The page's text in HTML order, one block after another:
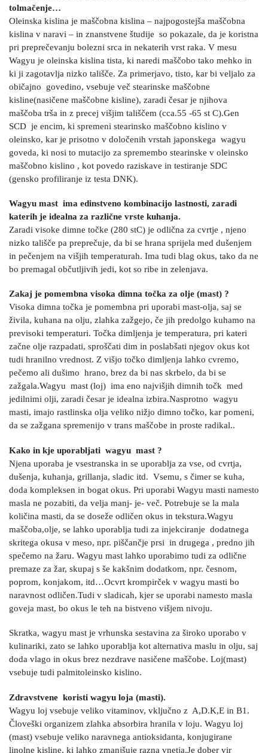
tolmačenje…
Oleinska kislina je maščobna kislina – najpogostejša maščobna
kislina v naravi – in znanstvene študije so pokazale, da je koristna
pri preprečevanju bolezni srca in nekaterih vrst raka. V mesu
Wagyu je oleinska kislina tista, ki naredi maščobo tako mehko in
ki ji zagotavlja nizko tališče. Za primerjavo, tisto, kar bi veljalo za
običajno govedino, vsebuje več stearinske maščobne
kisline(nasičene maščobne kisline), zaradi česar je njihova
maščoba trša in z precej višjim tališčem (cca.55 -65 st C).Gen
SCD je encim, ki spremeni stearinsko maščobno kislino v
oleinsko, kar je prisotno v določenih vrstah japonskega wagyu
goveda, ki nosi to mutacijo za spremembo stearinske v oleinsko
maščobno kislino , kot povedo raziskave in testiranje SDC
(gensko profiliranje iz testa DNK).
Wagyu mast ima edinstveno kombinacijo lastnosti, zaradi
katerih je idealna za različne vrste kuhanja.
Zaradi visoke dimne točke (280 stC) je odlična za cvrtje , njeno
nizko tališče pa preprečuje, da bi se hrana sprijela med dušenjem
in pečenjem na višjih temperaturah. Ima tudi blag okus, tako da ne
bo premagal občutljivih jedi, kot so ribe in zelenjava.
Zakaj je pomembna visoka dimna točka za olje (mast) ?
Visoka dimna točka je pomembna pri uporabi mast-olja, saj se
živila, kuhana na olju, zlahka zažgejo, če jih predolgo kuhamo na
previsoki temperaturi. Točka dimljenja je temperatura, pri kateri
začne olje razpadati, sproščati dim in poslabšati njegov okus kot
tudi hranilno vrednost. Z višjo točko dimljenja lahko cvremo,
pečemo ali dušimo hrano, brez da bi nas skrbelo, da bi se
zažgala.Wagyu mast (loj) ima eno najvišjih dimnih točk med
jedilnimi olji, zaradi česar je idealna izbira.Nasprotno wagyu
masti, imajo rastlinska olja veliko nižjo dimno točko, kar pomeni,
da se zažgana spremenijo v trans maščobe in proste radikal..
Kako in kje uporabljati wagyu mast ?
Njena uporaba je vsestranska in se uporablja za vse, od cvrtja,
dušenja, kuhanja, grillanja, sladic itd. Vsemu, s čimer se kuha,
doda kompleksen in bogat okus. Pri uporabi Wagyu masti namesto
masla ne pozabiti, da velja manj- je- več. Potrebuje se la mala
količina masti, da se doseže odličen okus in tekstura.Wagyu
maščoba,olje, se lahko uporablja tudi za injekciranje dodatnega
skritega okusa v meso, npr. piščančje prsi in drugega , predno jih
spečemo na žaru. Wagyu mast lahko uporabimo tudi za odlične
premaze za žar, skupaj s še kakšnim dodatkom, npr. česnom,
poprom, konjakom, itd…Ocvrt krompirček v wagyu masti bo
naravnost odličen.Tudi v sladicah, kjer se uporabi namesto masla
goveja mast, bo okus le teh na bistveno višjem nivoju.
Skratka, wagyu mast je vrhunska sestavina za široko uporabo v
kulinariki, zato se lahko uporablja kot alternativa maslu in olju, saj
doda vlago in okus brez nezdrave nasičene maščobe. Loj(mast)
vsebuje tudi palmitoleinsko kislino.
Zdravstvene koristi wagyu loja (masti).
Wagyu loj vsebuje veliko vitaminov, vključno z A,D.K,E in B1.
Človeški organizem zlahka absorbira hranila v loju. Wagyu loj
(mast) vsebuje veliko naravnega antioksidanta, konjugirane
linolne kisline, ki lahko zmanjšuje razna vnetja.Je dober vir